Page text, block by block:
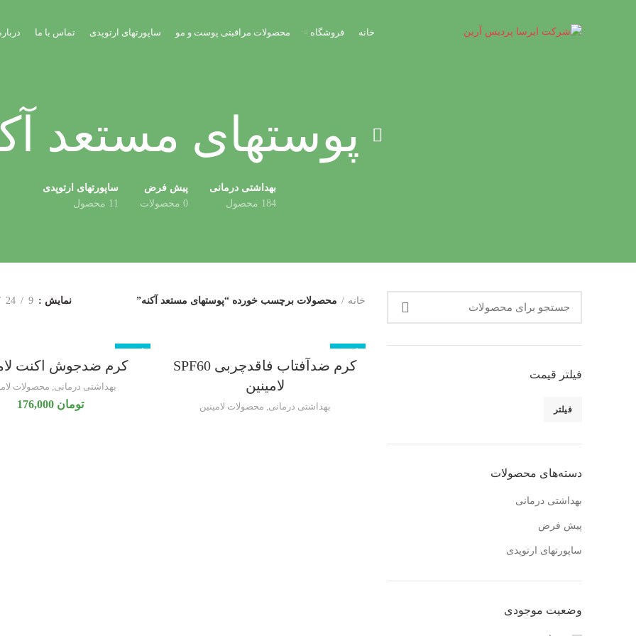
خانه فروشگاه محصولات مراقبتی پوست و مو ساپورتهای ارتوپدی تماس با ما
پوستهای مستعد
بهداشتی درمانی
184 محصول
پیش فرض
0 محصولات
ساپورتهای ارتوپدی
11 محصول
فیلتر قیمت
فیلتر
دسته‌های محصولات
بهداشتی درمانی
پیش فرض
ساپورتهای ارتوپدی
وضعیت موجودی
خانه محصولات برچسب خورده “پوستهای مستعد آکنه” نمایش 9
24
کرم ضدآفتاب فاقدچربی SPF60
لامینین
بهداشتی درمانی, محصولات لامینین
کرم ضدجوش اکنت
بهداشتی درمانی, محصولات
تومان